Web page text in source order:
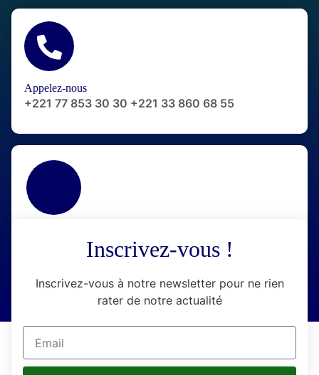
Appelez-nous
+221 77 853 30 30 +221 33 860 68 55
info@concierge
riemedicale.sn
Inscrivez-vous !
Inscrivez-vous à notre newsletter pour ne rien
rater de notre actualité